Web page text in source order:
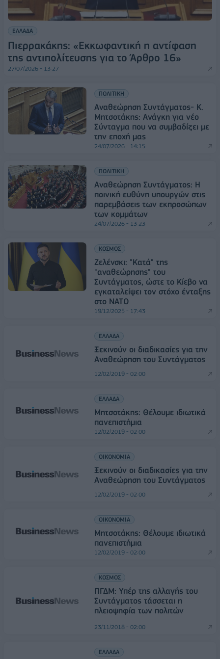
ΕΛΛΑΔΑ
Πιερρακάκης: «Εκκωφαντική η αντίφαση
της αντιπολίτευσης για το Άρθρο 16»
27/07/2026 - 13:27
ΠΟΛΙΤΙΚΗ
Αναθεώρηση Συντάγματος- Κ.
Μητσοτάκης: Ανάγκη για νέο
Σύνταγμα που να συμβαδίζει με
την εποχή μας
24/07/2026 - 14:15
ΠΟΛΙΤΙΚΗ
Αναθεώρηση Συντάγματος: Η
ποινική ευθύνη υπουργών στις
παρεμβάσεις των εκπροσώπων
των κομμάτων
24/07/2026 - 13:23
ΚΟΣΜΟΣ
Ζελένσκι: "Κατά" της
"αναθεώρησης" του
Συντάγματος, ώστε το Κίεβο να
εγκαταλείψει τον στόχο ένταξης
στο ΝΑΤΟ
19/12/2025 - 17:43
ΕΛΛΑΔΑ
Ξεκινούν οι διαδικασίες για την
Αναθεώρηση του Συντάγματος
12/02/2019 - 02:00
ΕΛΛΑΔΑ
Μητσοτάκης: Θέλουμε ιδιωτικά
πανεπιστήμια
12/02/2019 - 02:00
ΟΙΚΟΝΟΜΙΑ
Ξεκινούν οι διαδικασίες για την
Αναθεώρηση του Συντάγματος
12/02/2019 - 02:00
ΟΙΚΟΝΟΜΙΑ
Μητσοτάκης: Θέλουμε ιδιωτικά
πανεπιστήμια
12/02/2019 - 02:00
ΚΟΣΜΟΣ
ΠΓΔΜ: Υπέρ της αλλαγής του
Συντάγματος τάσσεται η
πλειοψηφία των πολιτών
23/11/2018 - 02:00
ΕΛΛΑΔΑ